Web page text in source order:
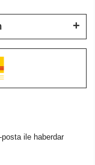
ile haberdar